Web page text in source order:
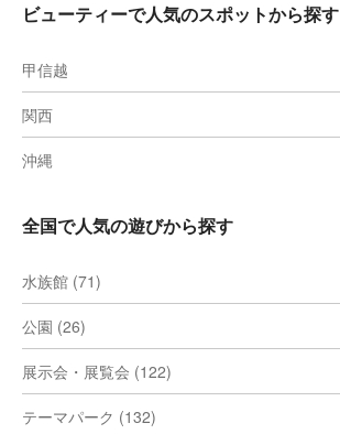
ビューティーで人気のスポットから探す
甲信越
関西
沖縄
全国で人気の遊びから探す
水族館 (71)
公園 (26)
展示会・展覧会 (122)
テーマパーク (132)